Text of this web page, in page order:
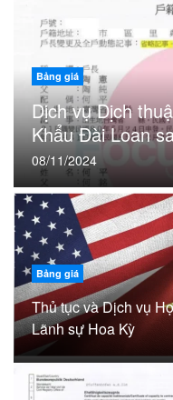
Bảng giá
Dịch vụ Dịch
Khẩu Đài Loan
08/11/2024
Bảng giá
Thủ tục và Dịch vụ
Lãnh sự Hoa Kỳ